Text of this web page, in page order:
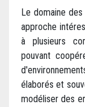
Le domaine
approche
à plusieurs
pouvant
élaborés et
modéliser des